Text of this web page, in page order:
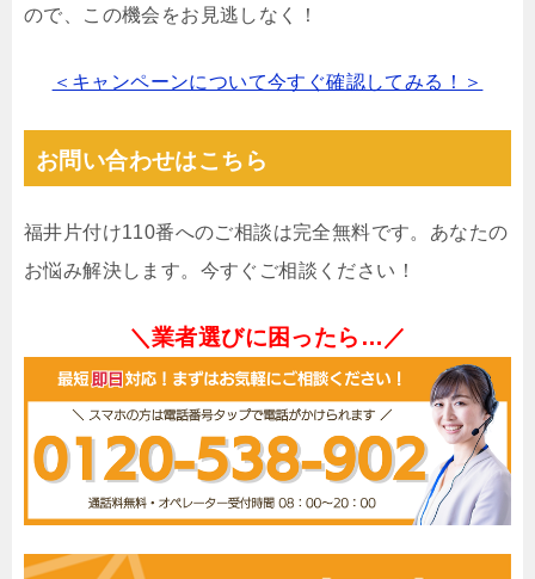
ので、この機会をお見逃しなく！
＜キャンペーンについて今すぐ確認してみる！＞
お問い合わせはこちら
福井片付け110番へのご相談は完全無料です。あなたの
お悩み解決します。今すぐご相談ください！
＼業者選びに困ったら…／